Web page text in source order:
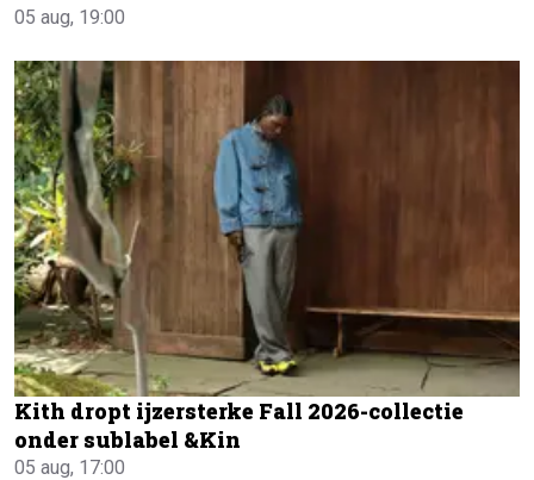
05 aug, 19:00
Kith dropt ijzersterke Fall 2026-collectie
onder sublabel &Kin
05 aug, 17:00